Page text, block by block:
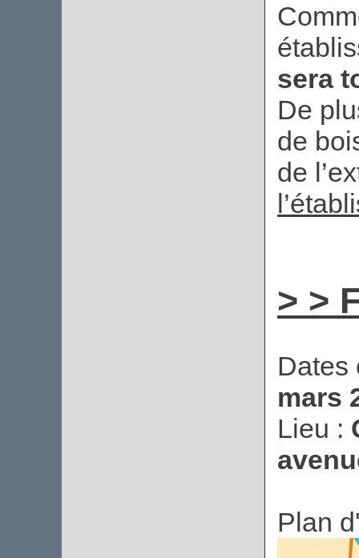
sera
De
de
de
> >
Dates
mars
Lieu :
Plan